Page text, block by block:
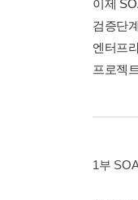
이제
검증단
엔터프
프로젝
1부